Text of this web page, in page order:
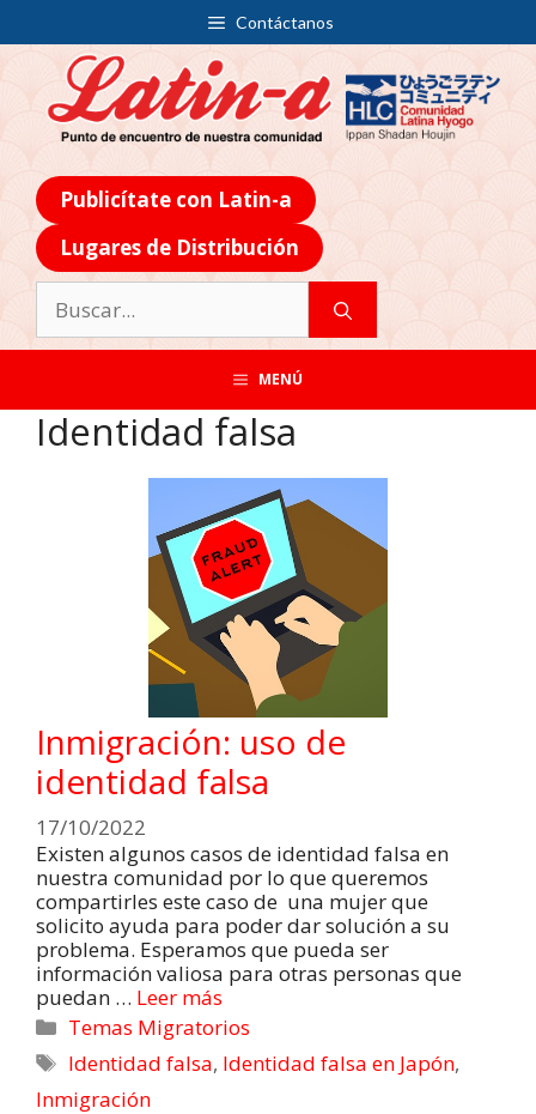
Contáctanos
Publicítate con Latin-a
Lugares de Distribución
MENÚ
Identidad falsa
Inmigración: uso de
identidad falsa
17/10/2022
Existen algunos casos de identidad falsa en
nuestra comunidad por lo que queremos
compartirles este caso de una mujer que
solicito ayuda para poder dar solución a su
problema. Esperamos que pueda ser
información valiosa para otras personas que
puedan … Leer más
Temas Migratorios
Identidad falsa, Identidad falsa en Japón,
Inmigración